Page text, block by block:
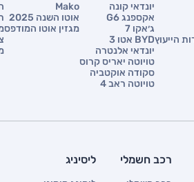
הייעוץ
יונדאי קונה
אקספנג G6
ג׳אקו 7
BYD אטו 3
יונדאי אלנטרה
טויוטה יאריס קרוס
סקודה אוקטביה
טויוטה ראב 4
Mako
אוטו השנה 2025
מגזין אוטו המודפס
רכב חשמלי ליסיניג